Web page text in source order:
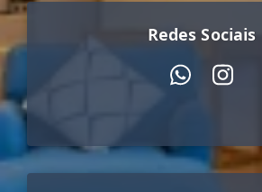
Redes Sociais